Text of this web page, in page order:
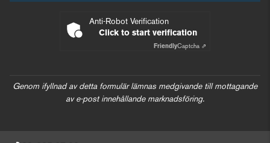
Anti-Robot Verification
Click to start verification
FriendlyCaptcha ⇗
Genom ifyllnad av detta formulär lämnas medgivande till mottagande
av e-post innehållande marknadsföring.